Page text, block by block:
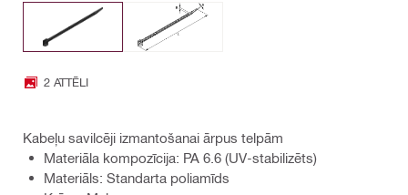
2 ATTĒLI
Kabeļu savilcēji izmantošanai ārpus telpām
Materiāla kompozīcija: PA 6.6 (UV-stabilizēts)
Materiāls: Standarta poliamīds